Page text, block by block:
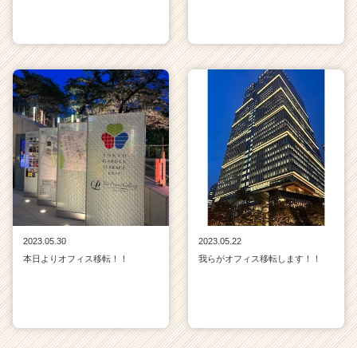
2023.05.30
本日よりオフィス移転！！
2023.05.22
我らがオフィス移転します！！